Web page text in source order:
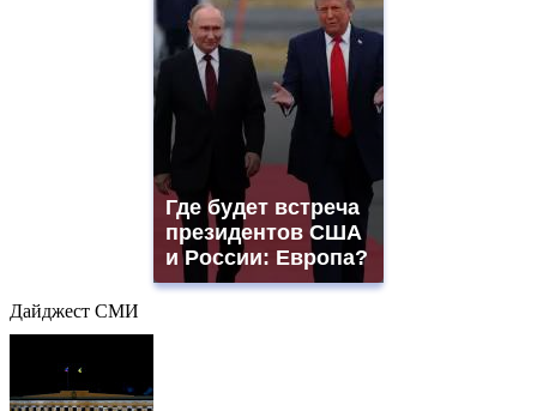
Где будет встреча
президентов США
и России: Европа?
Дайджест СМИ